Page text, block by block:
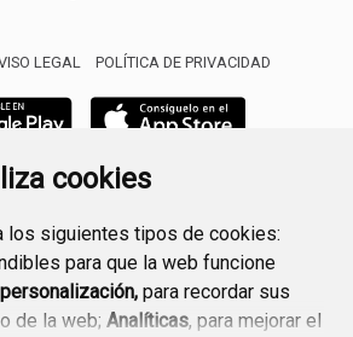
cookies
los siguientes tipos de cookies:
para que la web funcione
para recordar sus
de la web; Analíticas, para mejorar el
LEGAL POLÍTICA DE PRIVACIDAD